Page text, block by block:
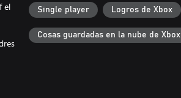
el
Single player Logros de Xbox
Cosas guardadas en la nube de Xbox